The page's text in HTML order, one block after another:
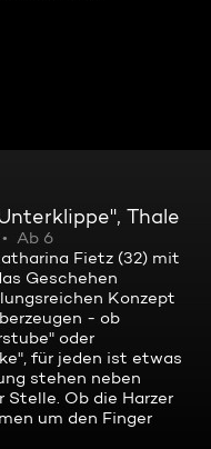
Thale
Ab 6
Fietz (32) mit
Geschehen
Konzept
- ob
oder
für jeden ist etwas
stehen neben
Ob die Harzer
um den Finger